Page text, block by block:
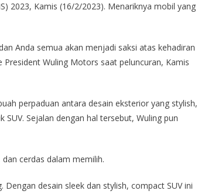
2023, Kamis (16/2/2023). Menariknya mobil yang
Anda semua akan menjadi saksi atas kehadiran
President Wuling Motors saat peluncuran, Kamis
perpaduan antara desain eksterior yang stylish,
Sejalan dengan hal tersebut, Wuling pun
cerdas dalam memilih.
desain sleek dan stylish, compact SUV ini